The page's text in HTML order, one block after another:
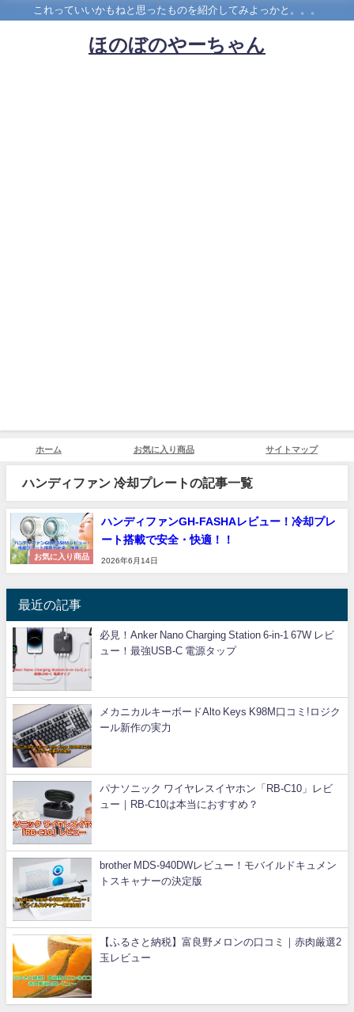
これっていいかもねと思ったものを紹介してみよっかと。。。
ほのぼのやーちゃん
ホーム お気に入り商品 サイトマップ
ハンディファン 冷却プレートの記事一覧
お気に入り商品
ハンディファンGH-FASHAレビュー！冷却プレ
ート搭載で安全・快適！！
2026年6月14日
最近の記事
必見！Anker Nano Charging Station 6-in-1 67W レビ
ュー！最強USB-C 電源タップ
メカニカルキーボードAlto Keys K98M口コミ!ロジク
ール新作の実力
パナソニック ワイヤレスイヤホン「RB-C10」レビ
ュー｜RB-C10は本当におすすめ？
brother MDS-940DWレビュー！モバイルドキュメン
トスキャナーの決定版
【ふるさと納税】富良野メロンの口コミ｜赤肉厳選2
玉レビュー